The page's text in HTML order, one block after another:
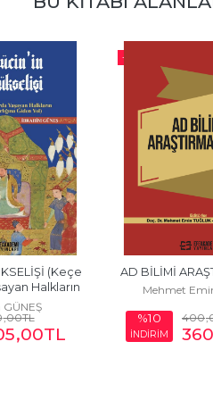
(Keçe
Halkların
,00TL
,00TL
-%
AD BİLİMİ
Mehmet
%10
İNDİRİM
400
360